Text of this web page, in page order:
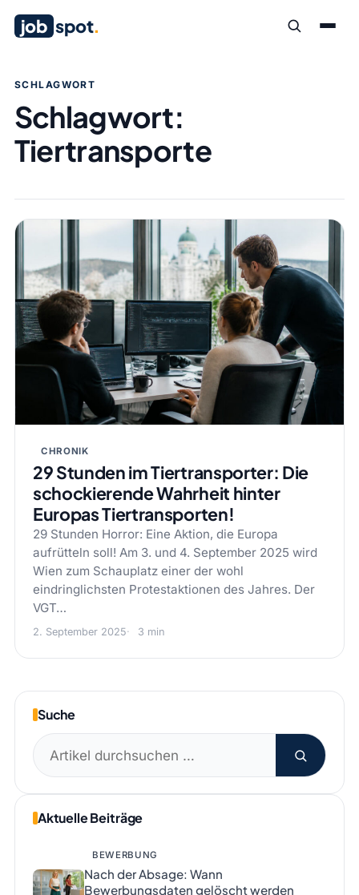
job spot.
SCHLAGWORT
Schlagwort:
Tiertransporte
CHRONIK
29 Stunden im Tiertransporter: Die
schockierende Wahrheit hinter
Europas Tiertransporten!
29 Stunden Horror: Eine Aktion, die Europa
aufrütteln soll! Am 3. und 4. September 2025 wird
Wien zum Schauplatz einer der wohl
eindringlichsten Protestaktionen des Jahres. Der
VGT…
2. September 2025 3 min
Suche
Suchen
nach:
Aktuelle Beiträge
BEWERBUNG
Nach der Absage: Wann
Bewerbungsdaten gelöscht werden